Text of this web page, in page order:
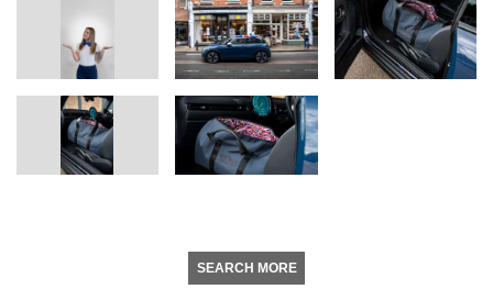
SEARCH MORE